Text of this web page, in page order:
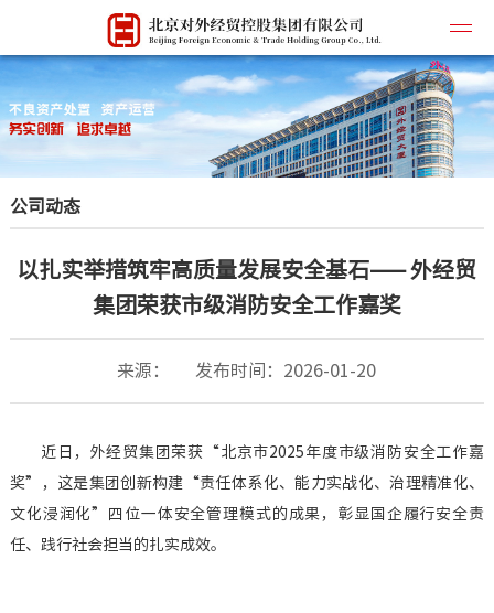
公司简
主营业
企业基
公司动态
以扎实举措筑牢高质量发展安全基石—— 外经贸
集团荣获市级消防安全工作嘉奖
来源： 发布时间：2026-01-20
近日，外经贸集团荣获“北京市2025年度市级消防安全工作嘉
奖”，这是集团创新构建“责任体系化、能力实战化、治理精准化、
文化浸润化”四位一体安全管理模式的成果，彰显国企履行安全责
任、践行社会担当的扎实成效。